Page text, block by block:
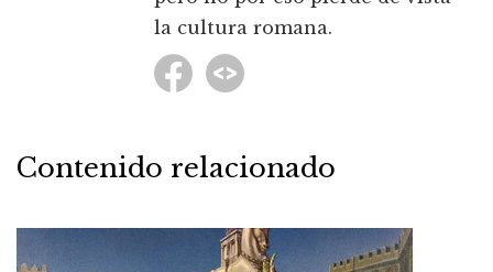
la cultura romana.
Contenido relacionado